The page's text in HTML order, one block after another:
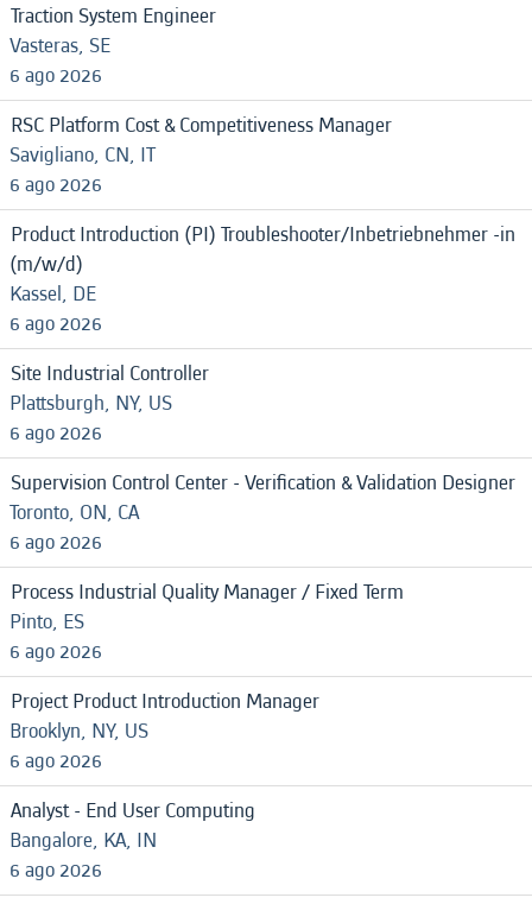
Traction System Engineer
Vasteras, SE
6 ago 2026
RSC Platform Cost & Competitiveness Manager
Savigliano, CN, IT
6 ago 2026
Product Introduction (PI) Troubleshooter/Inbetriebnehmer -in
(m/w/d)
Kassel, DE
6 ago 2026
Site Industrial Controller
Plattsburgh, NY, US
6 ago 2026
Supervision Control Center - Verification & Validation Designer
Toronto, ON, CA
6 ago 2026
Process Industrial Quality Manager / Fixed Term
Pinto, ES
6 ago 2026
Project Product Introduction Manager
Brooklyn, NY, US
6 ago 2026
Analyst - End User Computing
Bangalore, KA, IN
6 ago 2026